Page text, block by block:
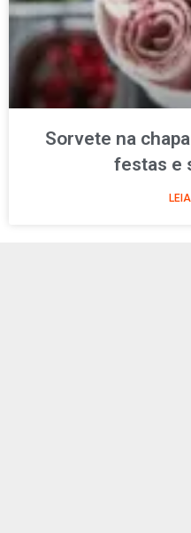
Sorvete na
festas e